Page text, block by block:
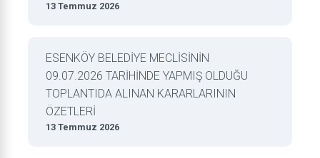
13 Temmuz 2026
ESENKÖY BELEDİYE MECLİSİNİN
09.07.2026 TARİHİNDE YAPMIŞ OLDUĞU
TOPLANTIDA ALINAN KARARLARININ
ÖZETLERİ
13 Temmuz 2026